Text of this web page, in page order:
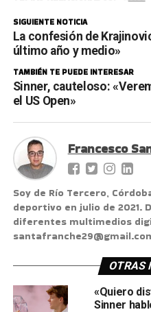
SIGUIENTE NOTICIA
La confesión de
último año y medio»
TAMBIÉN TE PUEDE INTERESAR
Sinner, cauteloso:
el US Open»
Francesco
Soy de Río Tercero,
deportivo en julio de 2021.
diferentes multimedios
OTRAS
«Quiero
Sinner